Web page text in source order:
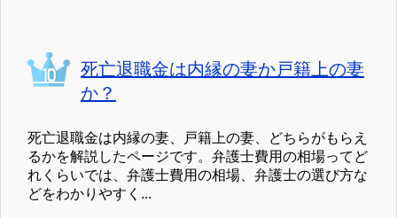
死亡退職金は内縁の妻か戸籍上の妻
か？
死亡退職金は内縁の妻、戸籍上の妻、どちらがもらえ
るかを解説したページです。弁護士費用の相場ってど
れくらいでは、弁護士費用の相場、弁護士の選び方な
どをわかりやすく...